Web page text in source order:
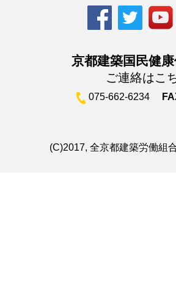
京都建築国民健
ご連絡はこ
075-662-6234
(C)2017, 全京都建築労働組